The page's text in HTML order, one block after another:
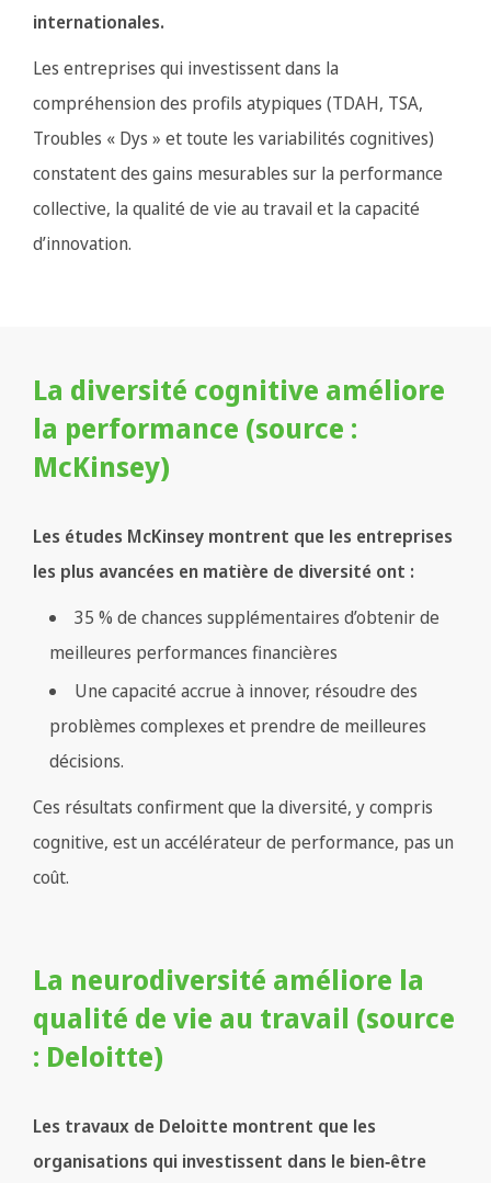
internationales.
Les entreprises qui investissent dans la
compréhension des profils atypiques (TDAH, TSA,
Troubles « Dys » et toute les variabilités cognitives)
constatent des gains mesurables sur la performance
collective, la qualité de vie au travail et la capacité
d’innovation.
La diversité cognitive améliore
la performance (source :
McKinsey)
Les études McKinsey montrent que les entreprises
les plus avancées en matière de diversité ont :
35 % de chances supplémentaires d’obtenir de
meilleures performances financières
Une capacité accrue à innover, résoudre des
problèmes complexes et prendre de meilleures
décisions.
Ces résultats confirment que la diversité, y compris
cognitive, est un accélérateur de performance, pas un
coût.
La neurodiversité améliore la
qualité de vie au travail (source
: Deloitte)
Les travaux de Deloitte montrent que les
organisations qui investissent dans le bien‑être